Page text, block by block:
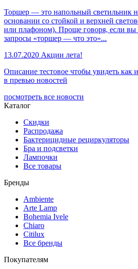
Торшер — это напольный светильник
основании со стойкой и верхней
или плафоном). Проще говоря, если вы
запросы «торшер — что это»...
13.07.2020 Акции лета!
Описание тестовое чтобы увидеть как
в превью новостей
посмотреть все новости
Каталог
Скидки
Распродажа
Бактерицидные рециркуляторы
Бра и подсветки
Лампочки
Все товары
Бренды
Ambiente
Arte Lamp
Bohemia Ivele
Chiaro
Citilux
Все бренды
Покупателям